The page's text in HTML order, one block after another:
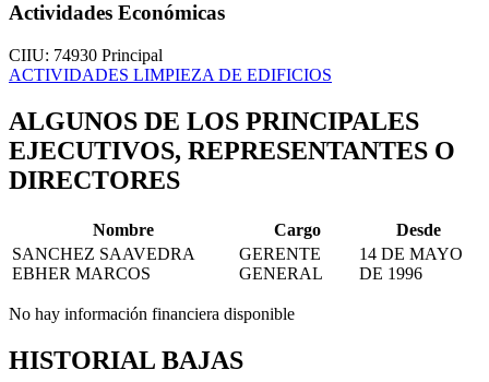
Actividades Económicas
CIIU: 74930 Principal
ACTIVIDADES LIMPIEZA DE EDIFICIOS
ALGUNOS DE LOS PRINCIPALES
EJECUTIVOS, REPRESENTANTES O
DIRECTORES
Nombre Cargo
Desde
SANCHEZ SAAVEDRA
EBHER MARCOS
GERENTE
GENERAL
14 DE MAYO
DE 1996
No hay información financiera disponible
HISTORIAL BAJAS